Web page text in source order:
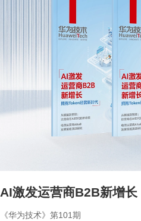
AI激发运营商B2B新增长
《华为技术》第101期